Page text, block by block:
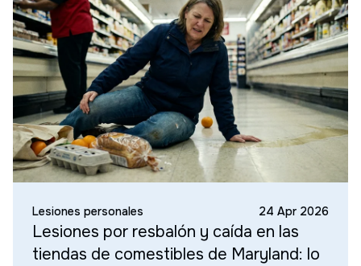
Lesiones personales 24 Apr 2026
Lesiones por resbalón y caída en las
tiendas de comestibles de Maryland: lo